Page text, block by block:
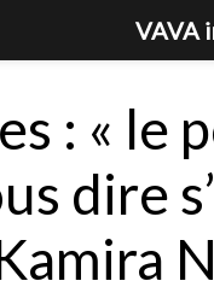
: « le
dire
VAVA